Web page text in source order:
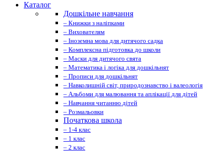
Каталог
Дошкільне навчання
– Книжки з наліпками
– Вихователям
– Іноземна мова для дитячого садка
– Комплексна підготовка до школи
– Маски для дитячого свята
– Математика і логіка для дошкільнят
– Прописи для дошкільнят
– Навколишній світ, природознавство і валеологія
– Альбоми для малювання та аплікації для дітей
– Навчання читанню дітей
– Розмальовки
Початкова школа
– 1-4 клас
– 1 клас
– 2 клас